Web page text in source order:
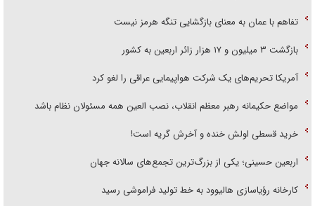
تفاهم با عمان به معنای بازگشایی تنگه هرمز نیست
بازگشت ۳ میلیون و ۱۷ هزار زائر اربعین به کشور
آمریکا تحریم‌های یک شرکت هواپیمایی عراقی را لغو کرد
مواضع حکیمانه رهبر معظم انقلاب، نصب العین همه مسئولان نظام باشد
خرید قسطی اولش خنده و آخرش گریه است!
اربعین حسینی؛ یکی از بزرگ‌ترین تجمع‌های سالانه جهان
کارخانه رؤیاسازی هالیوود به خط تولید فراموشی رسید